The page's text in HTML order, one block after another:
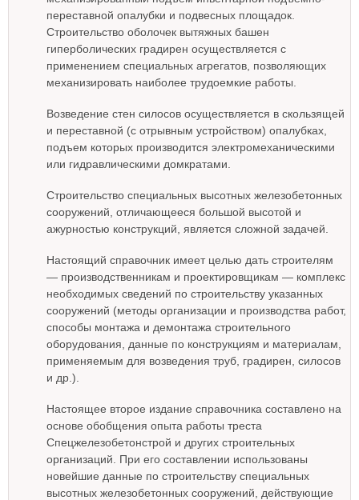
переставной опалубки и подвесных площадок.
Строительство оболочек вытяжных башен
гиперболических градирен осуществляется с
применением специальных агрегатов, позволяющих
механизировать наиболее трудоемкие работы.
Возведение стен силосов осуществляется в скользящей
и переставной (с отрывным устройством) опалубках,
подъем которых производится электромеханическими
или гидравлическими домкратами.
Строительство специальных высотных железобетонных
сооружений, отличающееся большой высотой и
ажурностью конструкций, является сложной задачей.
Настоящий справочник имеет целью дать строителям
— производственникам и проектировщикам — комплекс
необходимых сведений по строительству указанных
сооружений (методы организации и производства работ,
способы монтажа и демонтажа строительного
оборудования, данные по конструкциям и материалам,
применяемым для возведения труб, градирен, силосов
и др.).
Настоящее второе издание справочника составлено на
основе обобщения опыта работы треста
Спецжелезобетонстрой и других строительных
организаций. При его составлении использованы
новейшие данные по строительству специальных
высотных железобетонных сооружений, действующие